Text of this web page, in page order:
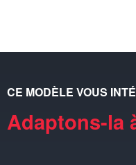
CE MODÈLE VOUS
Adaptons-la